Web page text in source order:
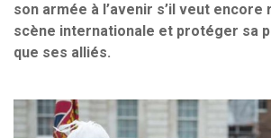
son armée à l’avenir s’il veut encore
scène internationale et protéger sa
que ses alliés.